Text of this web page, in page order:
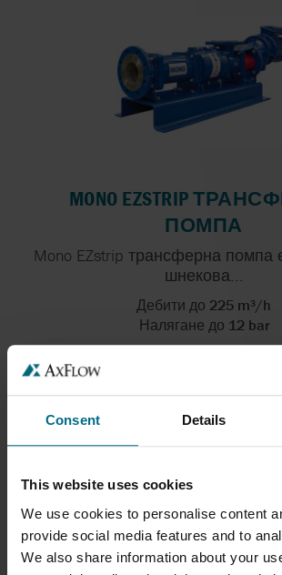
Consent Details
This website uses cookies
We use cookies to personalise content
provide social media features and to
We also share information about your
MONO EZSTRIP
ПОМПА
Mono EZstrip трансферна помпа
шнекова...
Дебити до 225 m³/h
Налягане до 12 bar